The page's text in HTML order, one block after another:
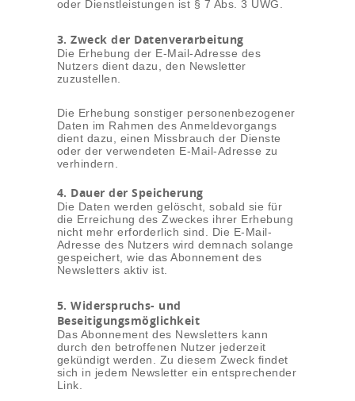
oder Dienstleistungen ist § 7 Abs. 3 UWG.
3. Zweck der Datenverarbeitung
Die Erhebung der E-Mail-Adresse des
Nutzers dient dazu, den Newsletter
zuzustellen.
Die Erhebung sonstiger personenbezogener
Daten im Rahmen des Anmeldevorgangs
dient dazu, einen Missbrauch der Dienste
oder der verwendeten E-Mail-Adresse zu
verhindern.
4. Dauer der Speicherung
Die Daten werden gelöscht, sobald sie für
die Erreichung des Zweckes ihrer Erhebung
nicht mehr erforderlich sind. Die E-Mail-
Adresse des Nutzers wird demnach solange
gespeichert, wie das Abonnement des
Newsletters aktiv ist.
5. Widerspruchs- und
Beseitigungsmöglichkeit
Das Abonnement des Newsletters kann
durch den betroffenen Nutzer jederzeit
gekündigt werden. Zu diesem Zweck findet
sich in jedem Newsletter ein entsprechender
Link.